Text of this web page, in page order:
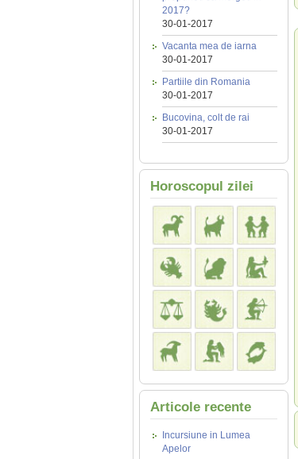
2017?
30-01-2017
Vacanta mea de iarna
30-01-2017
Partiile din Romania
30-01-2017
Bucovina, colt de rai
30-01-2017
Horoscopul zilei
Articole recente
Incursiune in Lumea
Apelor